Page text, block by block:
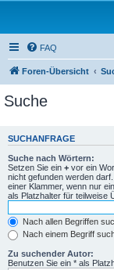
FAQ
Foren-Übersicht
Suche
SUCHANFRAGE
Suche nach Wörtern:
Setzen Sie ein + vor ein
nicht gefunden werden
einer Klammer, wenn nur
als Platzhalter für teilweise
Nach allen Begriffen
Nach einem Begriff
Zu suchender Autor:
Benutzen Sie ein * als